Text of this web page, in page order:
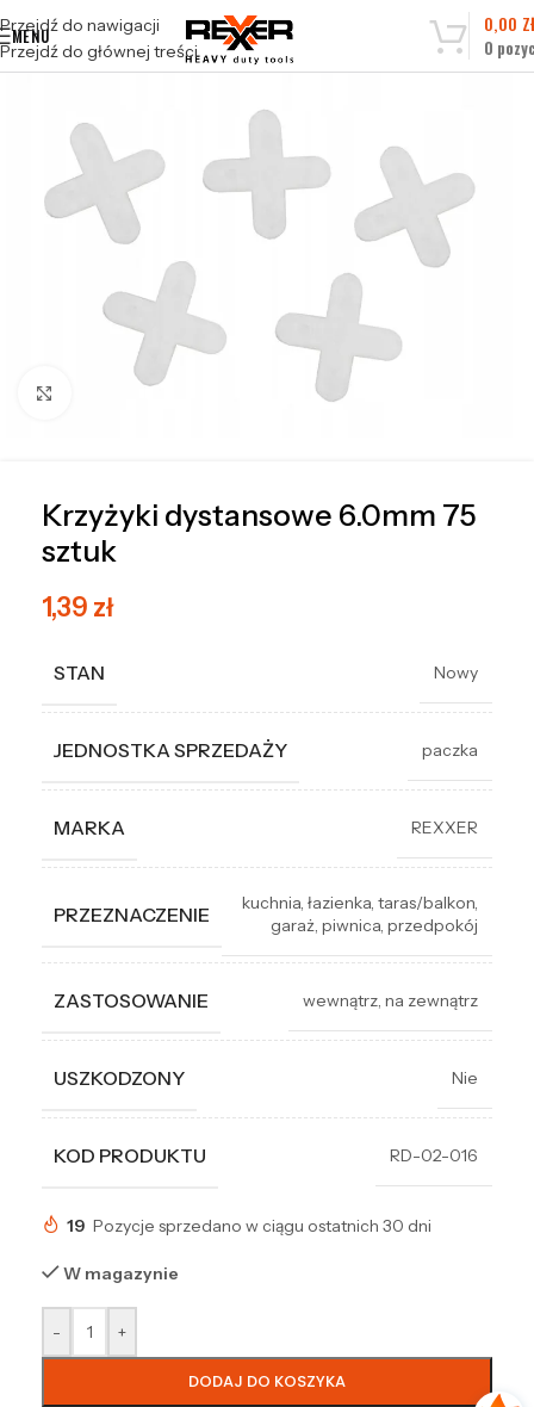
Przejdź do nawigacji
Przejdź do głównej treści
MENU
0
0,00
Kliknij, aby powiększyć
Krzyżyki dystansowe 6.0mm 75
sztuk
1,39 zł
STAN Nowy
JEDNOSTKA SPRZEDAŻY paczka
MARKA REXXER
PRZEZNACZENIE kuchnia, łazienka, taras/balkon,
garaż, piwnica, przedpokój
ZASTOSOWANIE wewnątrz, na zewnątrz
USZKODZONY Nie
KOD PRODUKTU RD-02-016
19 Pozycje sprzedano w ciągu ostatnich 30 dni
W magazynie
- +
DODAJ DO KOSZYKA